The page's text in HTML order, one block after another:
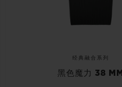
经典融合系列
黑色魔力 38 MM